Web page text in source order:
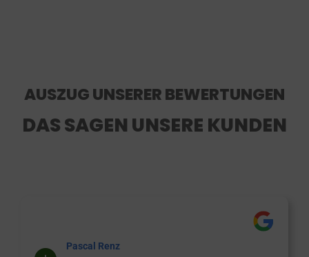
AUSZUG UNSERER BEWERTUNGEN
DAS SAGEN UNSERE KUNDEN
Pascal Renz